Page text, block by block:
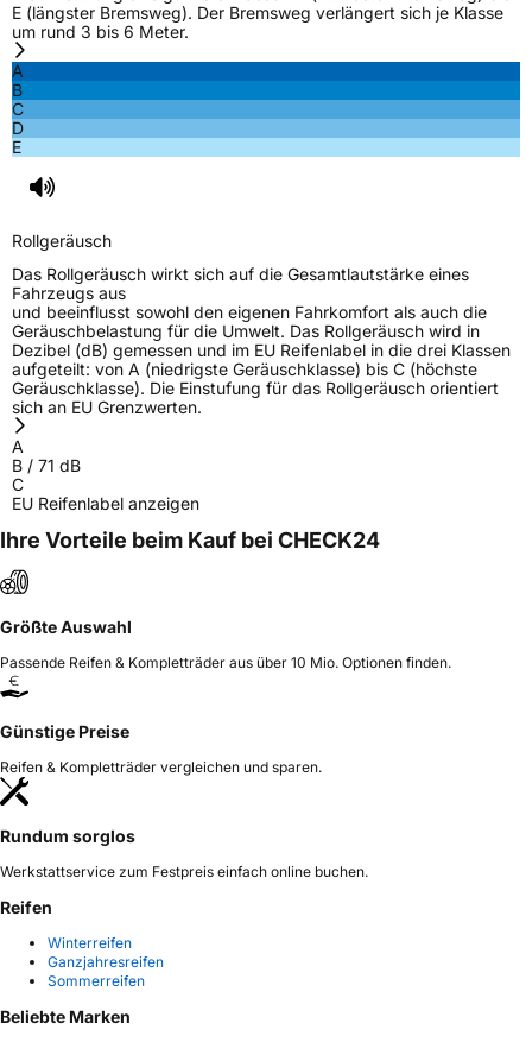
E (längster Bremsweg). Der Bremsweg verlängert sich je Klasse
um rund 3 bis 6 Meter.
A
B
C
D
E
Rollgeräusch
Das Rollgeräusch wirkt sich auf die Gesamtlautstärke eines
Fahrzeugs aus
und beeinflusst sowohl den eigenen Fahrkomfort als auch die
Geräuschbelastung für die Umwelt. Das Rollgeräusch wird in
Dezibel (dB) gemessen und im EU Reifenlabel in die drei Klassen
aufgeteilt: von A (niedrigste Geräuschklasse) bis C (höchste
Geräuschklasse). Die Einstufung für das Rollgeräusch orientiert
sich an EU Grenzwerten.
A
B / 71 dB
C
EU Reifenlabel anzeigen
Ihre Vorteile beim Kauf bei CHECK24
Größte Auswahl
Passende Reifen & Kompletträder aus über 10 Mio. Optionen finden.
Günstige Preise
Reifen & Kompletträder vergleichen und sparen.
Rundum sorglos
Werkstattservice zum Festpreis einfach online buchen.
Reifen
Winterreifen
Ganzjahresreifen
Sommerreifen
Beliebte Marken